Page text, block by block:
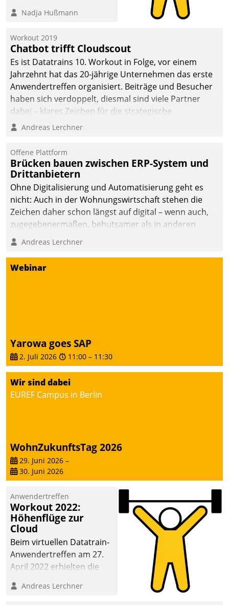
methodisch
Quartier. Dazwischen
zeigte Datatrain, was es
Neues zu bieten hat.
Nadja Hußmann
Workout 2019
Chatbot trifft Cloudscout
Es ist Datatrains 10. Workout in Folge, vor einem
Jahrzehnt hat das 20-jährige Unternehmen das erste
Anwendertreffen organisiert. Beiträge und Besucher
haben sich verdoppelt, diesmal sind viele Partner
dabei – klares Zeichen für die strategische
Fokussierung auf den Kunden.
Andreas Lerchner
Offene Plattform
Brücken bauen zwischen ERP-System und
Drittanbietern
Ohne Digitalisierung und Automatisierung geht es
nicht: Auch in der Wohnungswirtschaft stehen die
Zeichen daher schon längst auf digital – wenn auch,
zugegebenermaßen, behutsamer als in anderen
Branchen.
Andreas Lerchner
Webinar
Yarowa goes SAP
2. Juli 2026 11:00 – 11:30
Wir sind dabei
EUREF Campus in Berlin
WohnZukunftsTag 2026
29. Juni 2026 –
30. Juni 2026
Anwendertreffen
Workout 2022:
Höhenflüge zur
Cloud
Beim virtuellen Datatrain-
Anwendertreffen am 27.
April 2022 erhielten die
Teilnehmer kurzweilige
Andreas Lerchner